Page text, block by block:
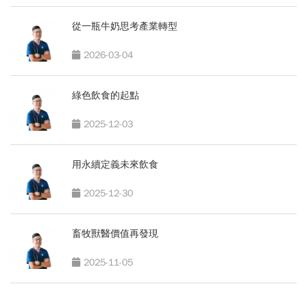
從一瓶牛奶思考產業轉型
2026-03-04
綠色飲食的起點
2025-12-03
用永續定義未來飲食
2025-12-30
畜牧獸醫價值再發現
2025-11-05